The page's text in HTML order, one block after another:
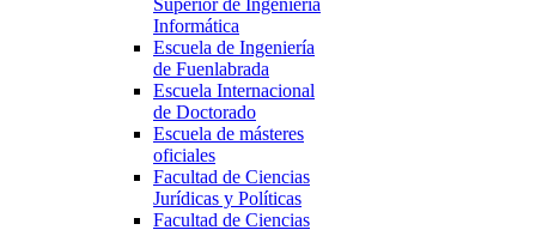
Superior de Ingeniería
Informática
Escuela de Ingeniería
de Fuenlabrada
Escuela Internacional
de Doctorado
Escuela de másteres
oficiales
Facultad de Ciencias
Jurídicas y Políticas
Facultad de Ciencias